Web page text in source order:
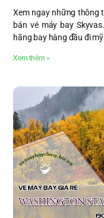
Xem ngay những thông
bán vé máy bay
hãng bay hàng đầu đi mỹ
Xem thêm »